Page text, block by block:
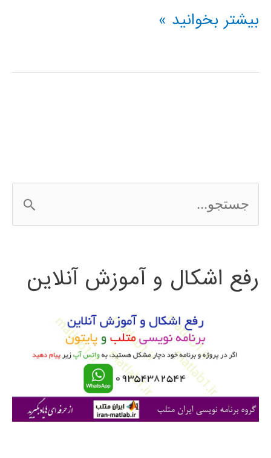
آموزش
ابزار
مثال
بیشتر بخوانید »
س
ج
ی
رفع اشکال و آموزش آنلاین